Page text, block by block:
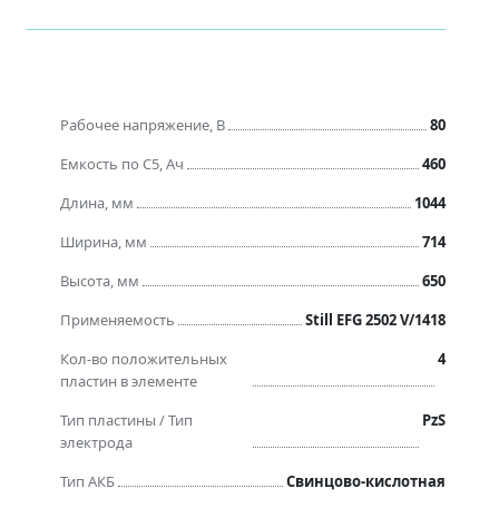
Рабочее напряжение, В
80
Емкость по C5, Ач
460
Длина, мм
1044
Ширина, мм
714
Высота, мм
650
Применяемость
Still EFG 2502 V/1418
Кол-во положительных
пластин в элементе
4
Тип пластины / Тип
электрода
PzS
Тип АКБ
Свинцово-кислотная